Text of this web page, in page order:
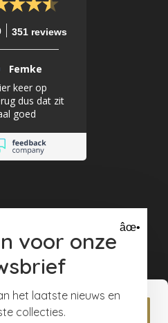
Allow all
351 reviews
Femke
keer op
dus dat zit
goed
âœ•
voor onze
het laatste nieuws en
collecties.